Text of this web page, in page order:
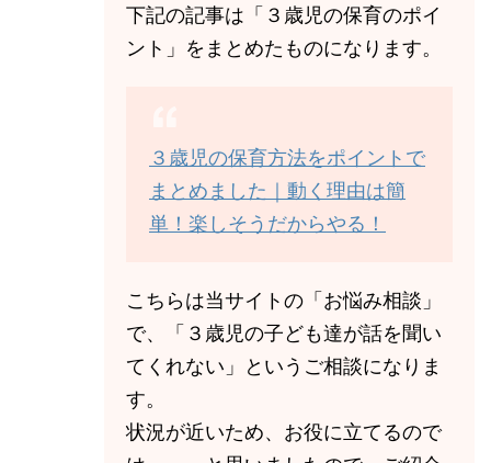
下記の記事は「３歳児の保育のポイ
ント」をまとめたものになります。
３歳児の保育方法をポイントで
まとめました｜動く理由は簡
単！楽しそうだからやる！
こちらは当サイトの「お悩み相談」
で、「３歳児の子ども達が話を聞い
てくれない」というご相談になりま
す。
状況が近いため、お役に立てるので